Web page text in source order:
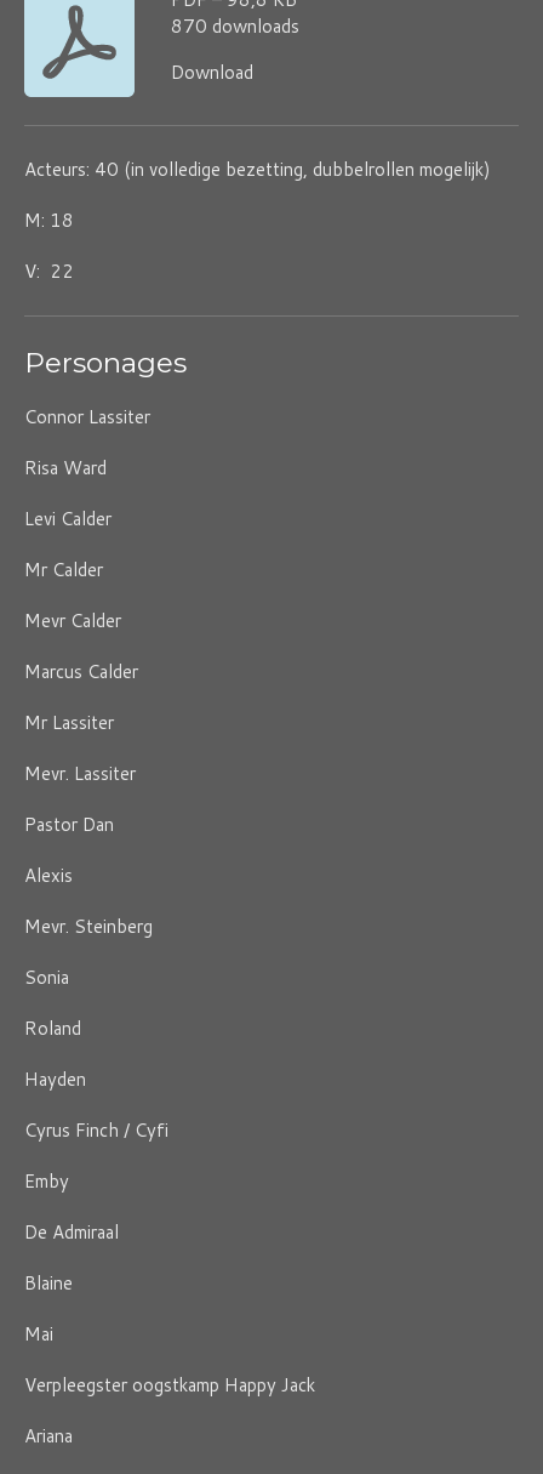
870 downloads
Download
Acteurs: 40 (in volledige bezetting, dubbelrollen mogelijk)
M: 18
V: 22
Personages
Connor Lassiter
Risa Ward
Levi Calder
Mr Calder
Mevr Calder
Marcus Calder
Mr Lassiter
Mevr. Lassiter
Pastor Dan
Alexis
Mevr. Steinberg
Sonia
Roland
Hayden
Cyrus Finch / Cyfi
Emby
De Admiraal
Blaine
Mai
Verpleegster oogstkamp Happy Jack
Ariana